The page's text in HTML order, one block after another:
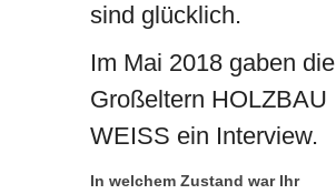
sind glücklich.
Im Mai 2018 gaben die
Großeltern HOLZBAU
WEISS ein Interview.
In welchem Zustand war Ihr